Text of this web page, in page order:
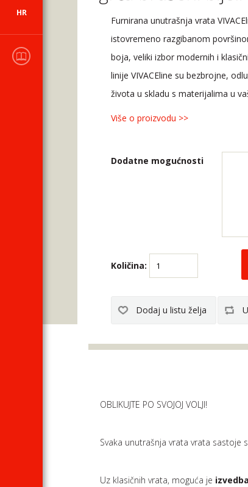
HR
Furnirana unutrašnja vrata
istovremeno razgibanom
boja, veliki izbor modernih i
linije VIVACEline su bezbrojne,
života u skladu s materijalima u
Više o proizvodu >>
Dodatne mogućnosti
Količina:
OBLIKUJTE PO SVOJOJ VOLJI!
Svaka unutrašnja vrata vrata
Uz klasičnih vrata, moguća je